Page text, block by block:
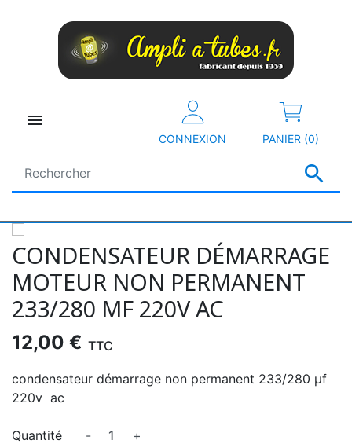


CONNEXION PANIER (0)
CONDENSATEUR DÉMARRAGE
MOTEUR NON PERMANENT
233/280 ΜF 220V AC
12,00 € TTC
condensateur démarrage non permanent 233/280 µf
220v ac
Quantité - +